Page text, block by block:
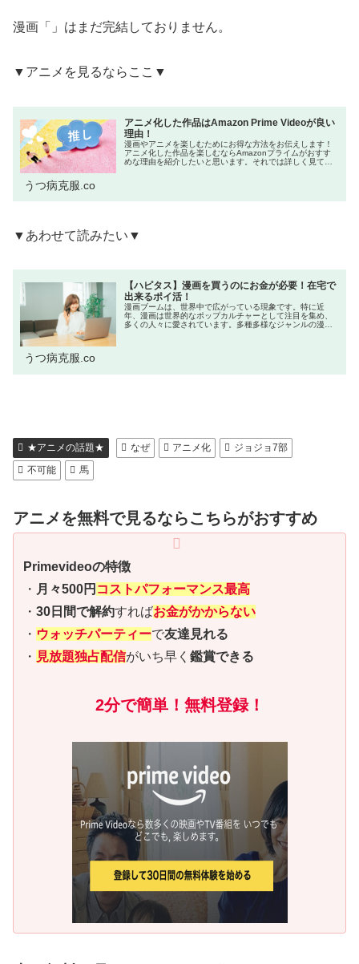
漫画「」はまだ完結しておりません。
▼アニメを見るならここ▼
アニメ化した作品はAmazon Prime Videoが良い
理由！
漫画やアニメを楽しむためにお得な方法をお伝えします！
アニメ化した作品を楽しむならAmazonプライムがおすす
めな理由を紹介したいと思います。それでは詳しく見てい
うつ病克服.co
▼あわせて読みたい▼
【ハピタス】漫画を買うのにお金が必要！在宅で
出来るポイ活！
漫画ブームは、世界中で広がっている現象です。特に近
年、漫画は世界的なポップカルチャーとして注目を集め、
多くの人々に愛されています。多種多様なジャンルの漫画
うつ病克服.co
★アニメの話題★ なぜ アニメ化
ジョジョ7部
不可能
馬
アニメを無料で見るならこちらがおすすめ
Primevideoの特徴
・ 月々500円 コストパフォーマンス最高
・ 30日間で解約すればお金がかからない
・ ウォッチパーティーで友達見れる
・ 見放題独占配信がいち早く 鑑賞できる
2分で簡単！無料登録！